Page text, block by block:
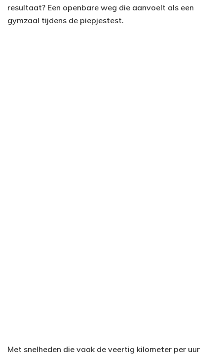
resultaat? Een openbare weg die aanvoelt als een
gymzaal tijdens de piepjestest.
Met snelheden die vaak de veertig kilometer per uur